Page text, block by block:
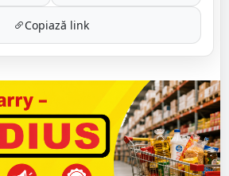
Copiază link